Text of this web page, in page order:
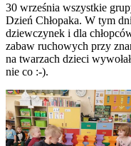
30 września wszystkie
Dzień Chłopaka. W tym
dziewczynek i dla
zabaw ruchowych przy
na twarzach dzieci
nie co :-).